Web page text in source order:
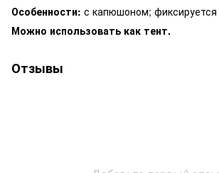
Особенности: с капюшоном; фиксируется
Можно использовать как тент.
Отзывы